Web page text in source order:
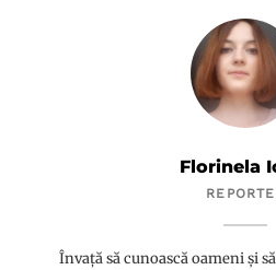
Florinela
Învață să cunoască oameni și